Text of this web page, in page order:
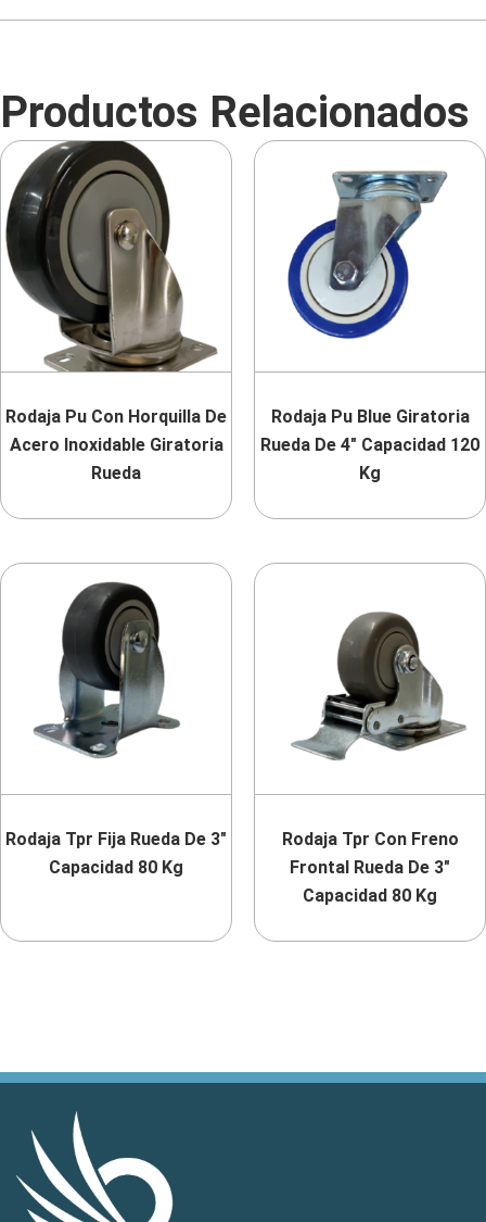
Productos Relacionados
Rodaja Pu Con Horquilla De
Acero Inoxidable Giratoria
Rueda
Rodaja Pu Blue Giratoria
Rueda De 4″ Capacidad 120
Kg
Rodaja Tpr Fija Rueda De 3″
Capacidad 80 Kg
Rodaja Tpr Con Freno
Frontal Rueda De 3″
Capacidad 80 Kg